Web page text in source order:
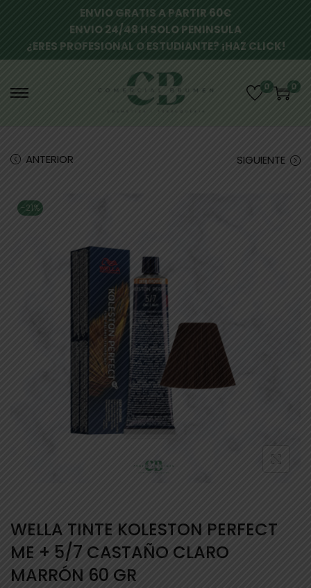
ENVIO GRATIS A PARTIR 60€
ENVIO 24/48 H SOLO PENINSULA
¿ERES PROFESIONAL O ESTUDIANTE? ¡HAZ CLICK!
0 0
ANTERIOR SIGUIENTE
-21%
WELLA TINTE KOLESTON PERFECT
ME + 5/7 CASTAÑO CLARO
MARRÓN 60 GR